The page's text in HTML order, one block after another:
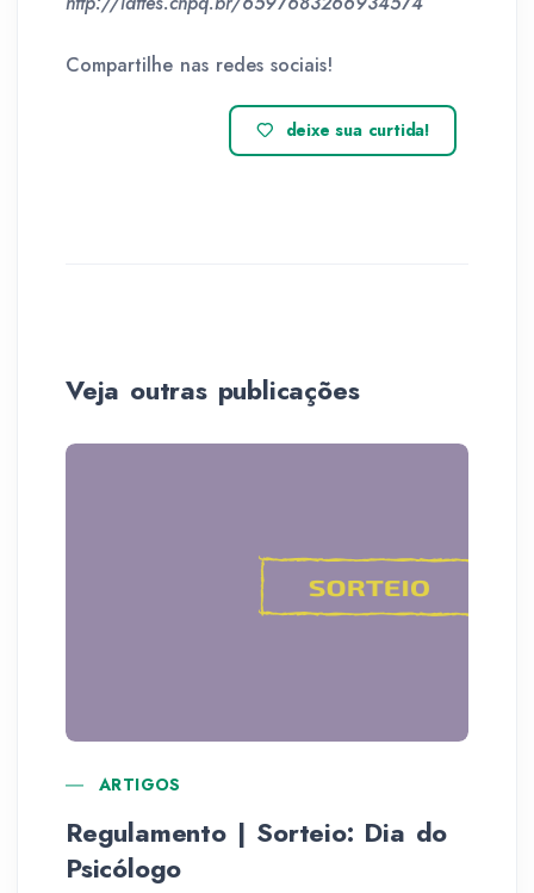
Compartilhe nas redes sociais!
deixe sua curtida!
Veja outras publicações
ARTIGOS
Regulamento | Sorteio: Dia do
Psicólogo